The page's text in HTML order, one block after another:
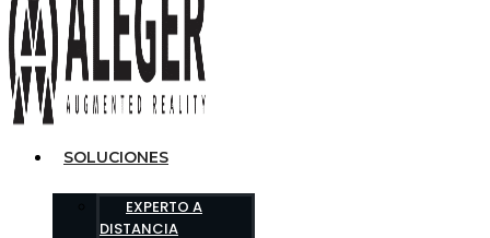
SOLUCIONES
EXPERTO A
DISTANCIA